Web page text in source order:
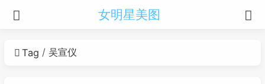
女明星美图
Tag 吴宣仪